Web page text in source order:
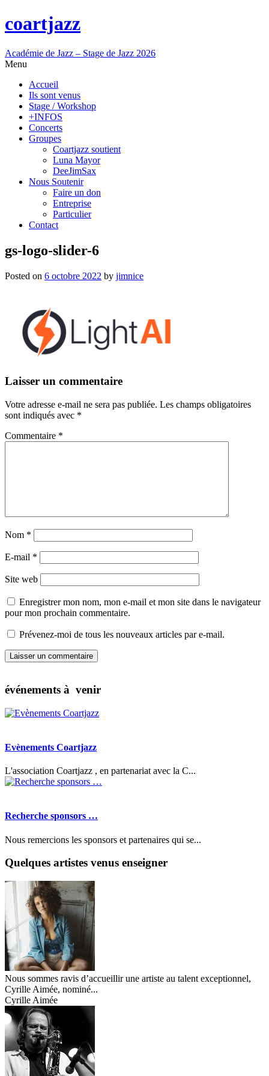
coartjazz
Académie de Jazz – Stage de Jazz 2026
Menu
Accueil
Ils sont venus
Stage / Workshop
+INFOS
Concerts
Groupes
Coartjazz soutient
Luna Mayor
DeeJimSax
Nous Soutenir
Faire un don
Entreprise
Particulier
Contact
gs-logo-slider-6
Posted on 6 octobre 2022 by jimnice
Laisser un commentaire
Votre adresse e-mail ne sera pas publiée. Les champs obligatoires
sont indiqués avec *
Commentaire *
Nom *
E-mail *
Site web
Enregistrer mon nom, mon e-mail et mon site dans le navigateur
pour mon prochain commentaire.
Prévenez-moi de tous les nouveaux articles par e-mail.
événements à venir
Evènements Coartjazz
L'association Coartjazz , en partenariat avec la C...
Recherche sponsors …
Nous remercions les sponsors et partenaires qui se...
Quelques artistes venus enseigner
Nous sommes ravis d’accueillir une artiste au talent exceptionnel,
Cyrille Aimée, nominé...
Cyrille Aimée